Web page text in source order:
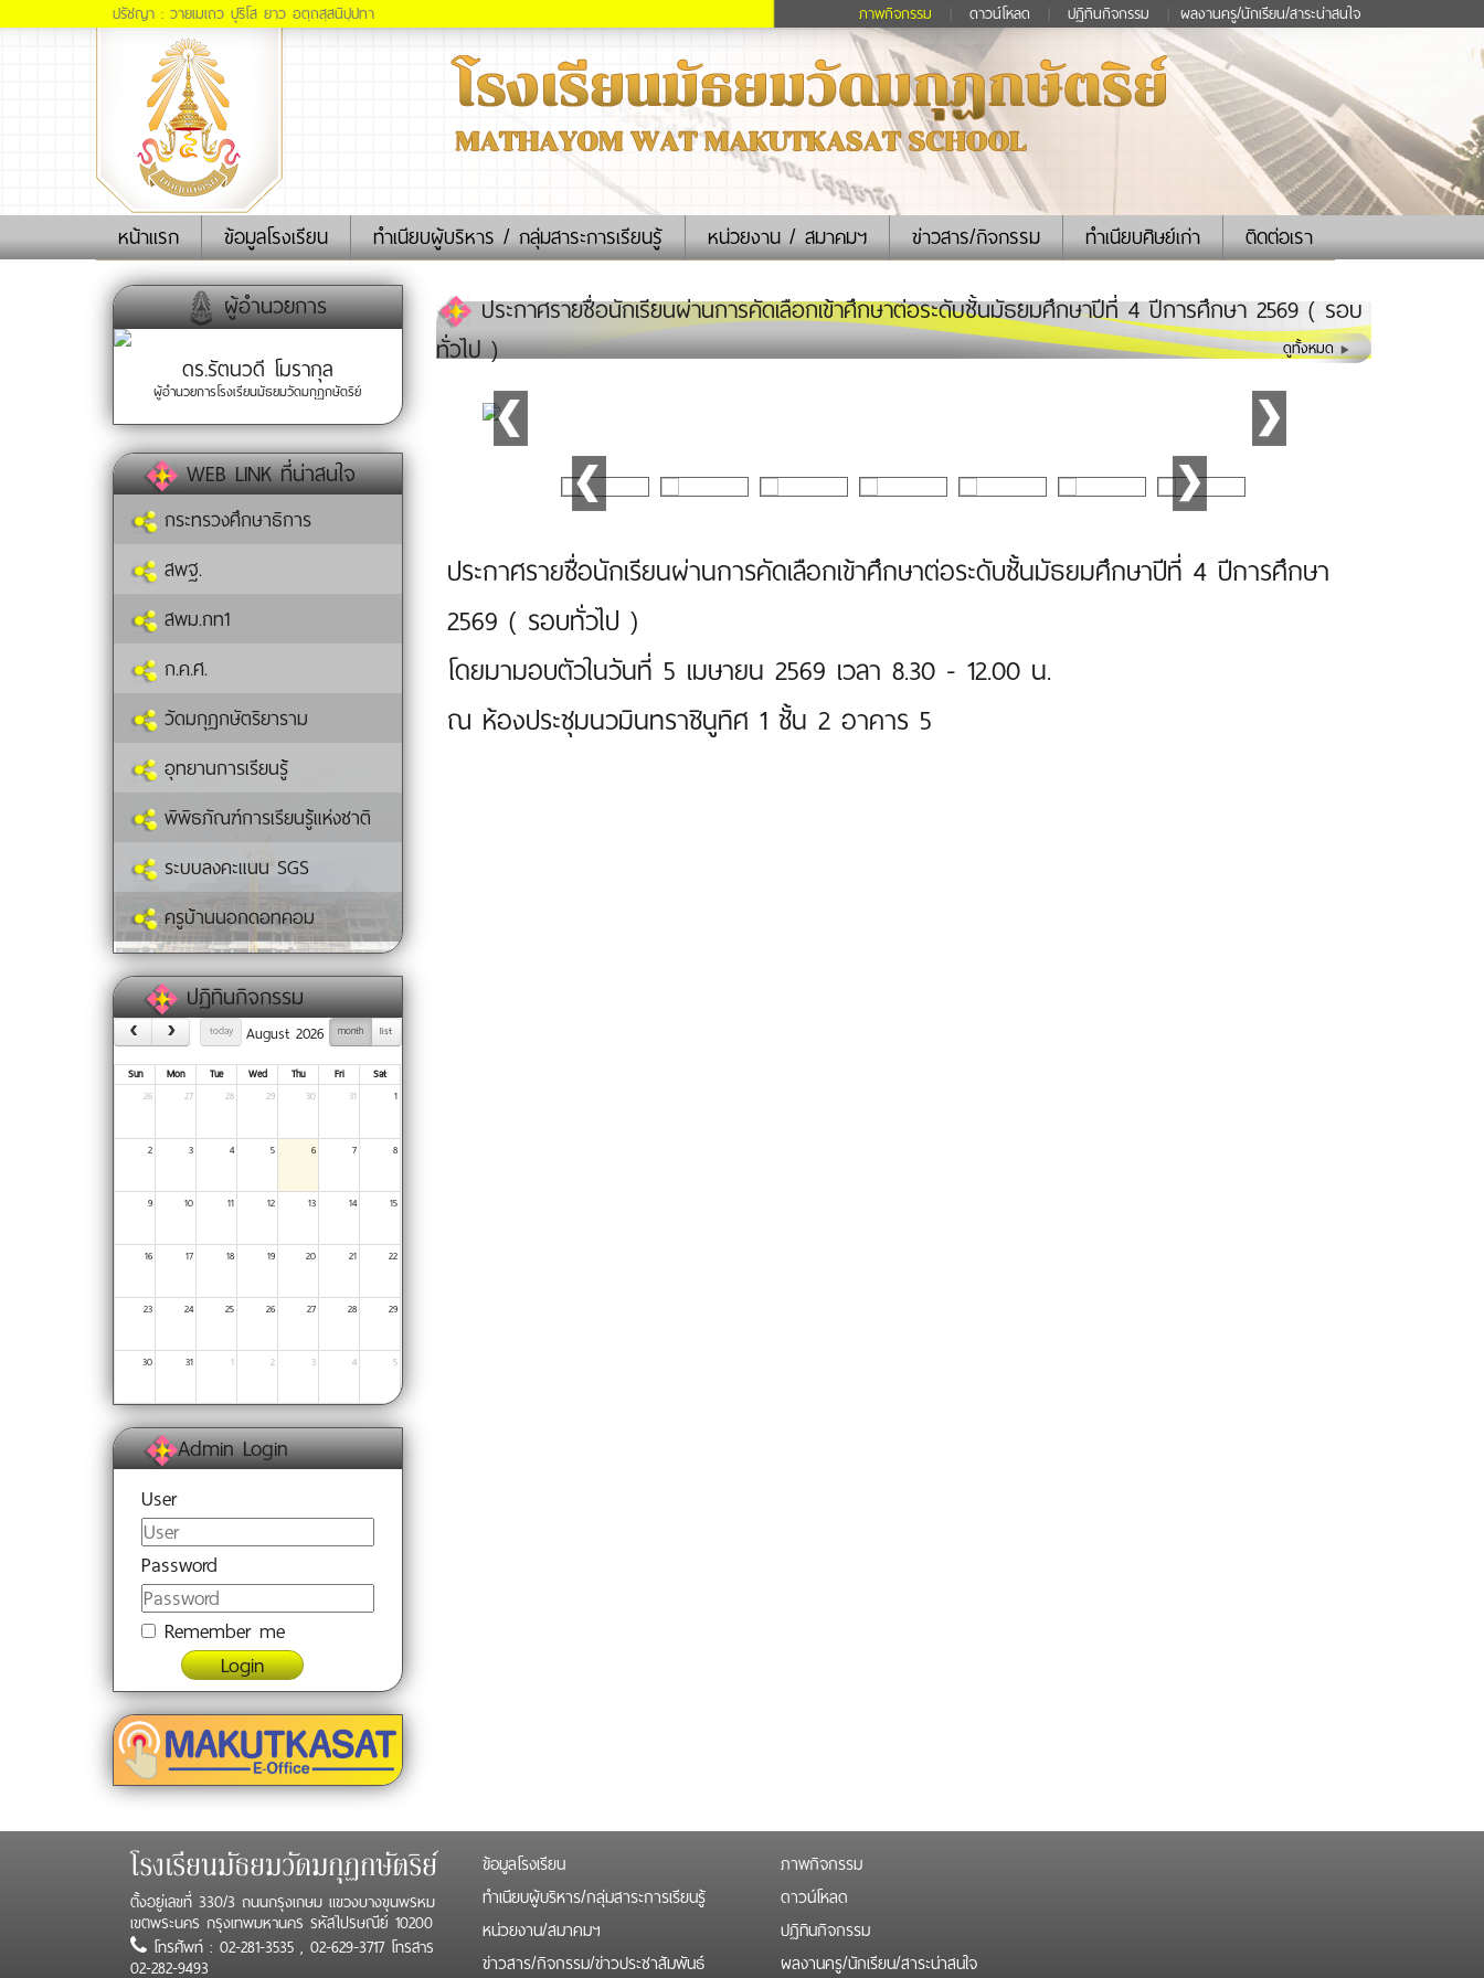
ปรัชญา : วายเมเถว ปุริโส ยาว อตฺถสฺสนิปฺปทา ภาพกิจกรรม ดาวน์โหลด ปฏิทินกิจกรรม ผลงานครู/นักเรียน/สาระน่าสนใจ
หน้าแรก(current)ข้อมูลโรงเรียน ทำเนียบผู้บริหาร / กลุ่มสาระการเรียนรู้ หน่วยงาน / สมาคมฯ ข่าวสาร/กิจกรรม ทำเนียบศิษย์เก่า ติดต่อเรา
ผู้อำนวยการ
ดร.รัตนวดี โมรากุล
ผู้อำนวยการโรงเรียนมัธยมวัดมกุฏกษัตริย์
WEB LINK ที่น่าสนใจ
กระทรวงศึกษาธิการ
สพฐ.
สพม.กท1
ก.ค.ศ.
วัดมกุฏกษัตริยาราม
อุทยานการเรียนรู้
พิพิธภัณฑ์การเรียนรู้แห่งชาติ
ระบบลงคะแนน SGS
ครูบ้านนอกดอทคอม
ปฏิทินกิจกรรม
today month list
August 2026
Sun Mon Tue Wed Thu Fri
Sat
26
27 28 29 30 31 1
2 3 4 5 6 7 8
9 10 11 12 13 14 15
16 17 18 19 20 21 22
23 24 25 26 27 28 29
30 31 1 2 3 4 5
Admin Login
User
Password
Remember me
Login
ประกาศรายชื่อนักเรียนผ่านการคัดเลือกเข้าศึกษาต่อระดับชั้นมัธยมศึกษาปีที่ 4 ปีการศึกษา 2569 ( รอบ
ทั่วไป )
ดูทั้งหมด
ประกาศรายชื่อนักเรียนผ่านการคัดเลือกเข้าศึกษาต่อระดับชั้นมัธยมศึกษาปีที่ 4 ปีการศึกษา
2569 ( รอบทั่วไป )
โดยมามอบตัวในวันที่ 5 เมษายน 2569 เวลา 8.30 - 12.00 น.
ณ ห้องประชุมนวมินทราชินูทิศ 1 ชั้น 2 อาคาร 5
โรงเรียนมัธยมวัดมกุฏกษัตริย์
ตั้งอยู่เลขที่ 330/3 ถนนกรุงเกษม แขวงบางขุนพรหม
เขตพระนคร กรุงเทพมหานคร รหัสไปรษณีย์ 10200
โทรศัพท์ : 02-281-3535 , 02-629-3717 โทรสาร
02-282-9493
ข้อมูลโรงเรียน
ทำเนียบผู้บริหาร/กลุ่มสาระการเรียนรู้
หน่วยงาน/สมาคมฯ
ข่าวสาร/กิจกรรม/ข่าวประชาสัมพันธ์
ภาพกิจกรรม
ดาวน์โหลด
ปฏิทินกิจกรรม
ผลงานครู/นักเรียน/สาระน่าสนใจ